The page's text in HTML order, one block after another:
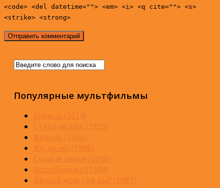
<code> <del datetime=""> <em> <i> <q cite=""> <s>
<strike> <strong>
Популярные мультфильмы
Курица (2014)
Стёпа-моряк (1955)
Желтик (1966)
Жу-жу-жу (1966)
Сердце зверя (2006)
Воробьишко (1984)
Друзья мои, где вы? (1987)